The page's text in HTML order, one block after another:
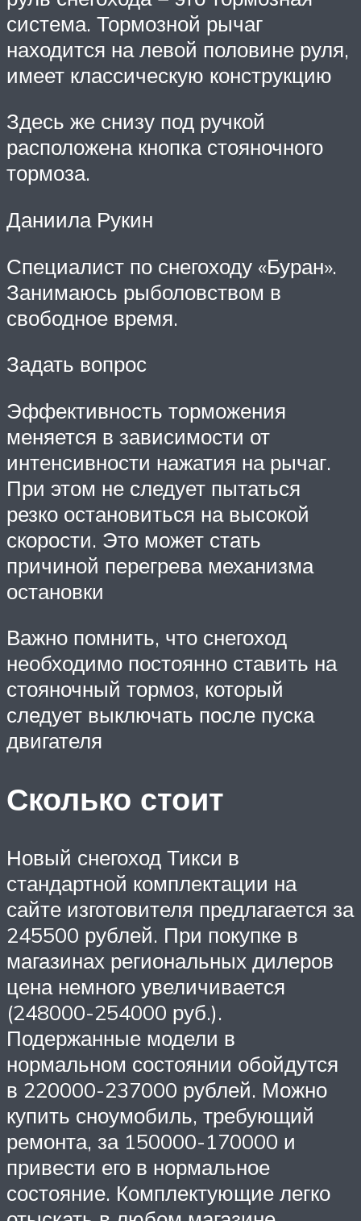
система. Тормозной рычаг
находится на левой половине руля,
имеет классическую конструкцию
Здесь же снизу под ручкой
расположена кнопка стояночного
тормоза.
Даниила Рукин
Специалист по снегоходу «Буран».
Занимаюсь рыболовством в
свободное время.
Задать вопрос
Эффективность торможения
меняется в зависимости от
интенсивности нажатия на рычаг.
При этом не следует пытаться
резко остановиться на высокой
скорости. Это может стать
причиной перегрева механизма
остановки
Важно помнить, что снегоход
необходимо постоянно ставить на
стояночный тормоз, который
следует выключать после пуска
двигателя
Сколько стоит
Новый снегоход Тикси в
стандартной комплектации на
сайте изготовителя предлагается за
245500 рублей. При покупке в
магазинах региональных дилеров
цена немного увеличивается
(248000-254000 руб.).
Подержанные модели в
нормальном состоянии обойдутся
в 220000-237000 рублей. Можно
купить сноумобиль, требующий
ремонта, за 150000-170000 и
привести его в нормальное
состояние. Комплектующие легко